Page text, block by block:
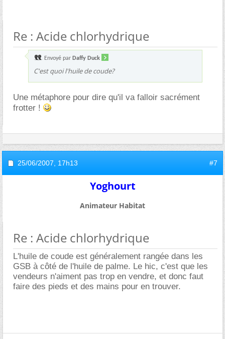
Re : Acide chlorhydrique
Envoyé par Daffy Duck
C'est quoi l'huile de coude?
Une métaphore pour dire qu'il va falloir sacrément
frotter !
25/06/2007, 17h13 #7
Yoghourt
Animateur Habitat
Re : Acide chlorhydrique
L'huile de coude est généralement rangée dans les
GSB à côté de l'huile de palme. Le hic, c'est que les
vendeurs n'aiment pas trop en vendre, et donc faut
faire des pieds et des mains pour en trouver.